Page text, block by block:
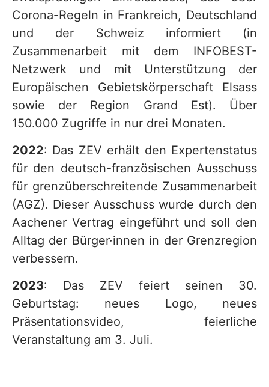
Corona-Regeln in Frankreich, Deutschland
und der Schweiz informiert (in
Zusammenarbeit mit dem INFOBEST-
Netzwerk und mit Unterstützung der
Europäischen Gebietskörperschaft Elsass
sowie der Region Grand Est). Über
150.000 Zugriffe in nur drei Monaten.
2022: Das ZEV erhält den Expertenstatus
für den deutsch-französischen Ausschuss
für grenzüberschreitende Zusammenarbeit
(AGZ). Dieser Ausschuss wurde durch den
Aachener Vertrag eingeführt und soll den
Alltag der Bürger·innen in der Grenzregion
verbessern.
2023: Das ZEV feiert seinen 30.
Geburtstag: neues Logo, neues
Präsentationsvideo, feierliche
Veranstaltung am 3. Juli.